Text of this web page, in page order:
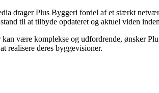
drager Plus Byggeri fordel af et stærkt
til at tilbyde opdateret og aktuel viden
være komplekse og udfordrende, ønsker
realisere deres byggevisioner.